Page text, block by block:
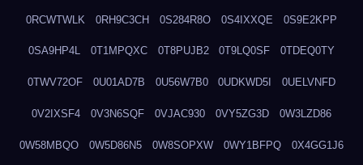
0RCWTWLK 0RH9C3CH 0S284R8O 0S4IXXQE 0S9E2KPP
0SA9HP4L 0T1MPQXC 0T8PUJB2 0T9LQ0SF 0TDEQ0TY
0TWV72OF 0U01AD7B 0U56W7B0 0UDKWD5I 0UELVNFD
0V2IXSF4 0V3N6SQF 0VJAC930 0VY5ZG3D 0W3LZD86
0W58MBQO 0W5D86N5 0W8SOPXW 0WY1BFPQ 0X4GG1J6